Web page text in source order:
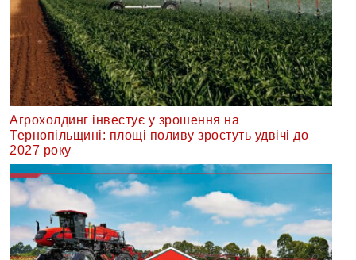
Агрохолдинг інвестує у зрошення на
Тернопільщині: площі поливу зростуть удвічі до
2027 року